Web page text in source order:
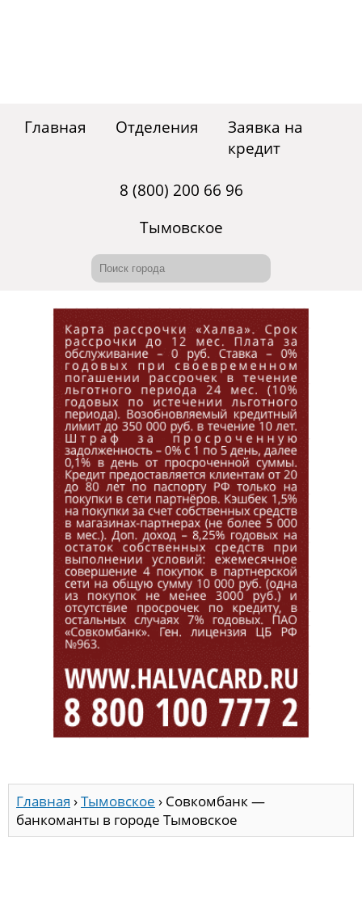
Главная Отделения
Заявка на
кредит
8 (800) 200 66 96
Тымовское
Главная ›Тымовское › Совкомбанк —
банкоманты в городе Тымовское